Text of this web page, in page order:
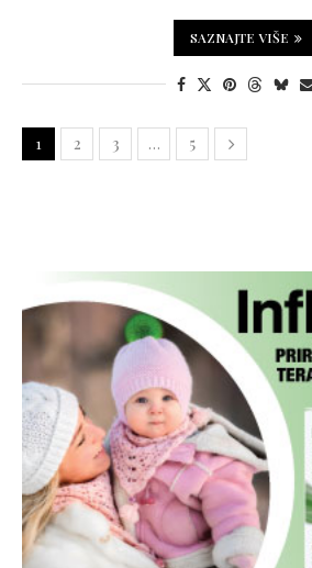
SAZNAJTE VIŠE
1 2 3 … 5